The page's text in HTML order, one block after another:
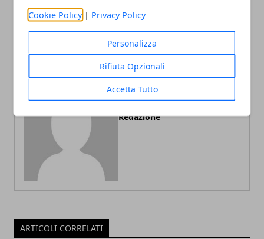
Cookie Policy | Privacy Policy
Personalizza
Rifiuta Opzionali
Accetta Tutto
intolleranza alimentare,
metabolismo rallentato
sudorazione di mani, piedi,
Redazione
ARTICOLI CORRELATI